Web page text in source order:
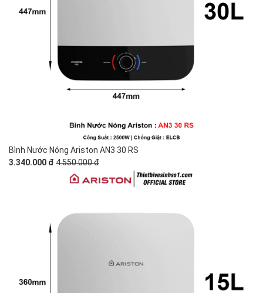
Bình Nước Nóng Ariston AN3 30 RS
3.340.000 đ 4.550.000 đ